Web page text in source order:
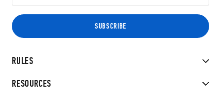
RULES
RESOURCES